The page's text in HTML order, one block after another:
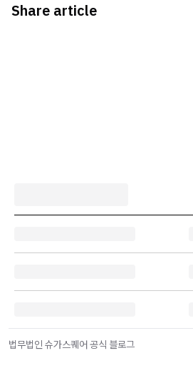
Share article
법무법인 슈가스퀘어 공식 블로그